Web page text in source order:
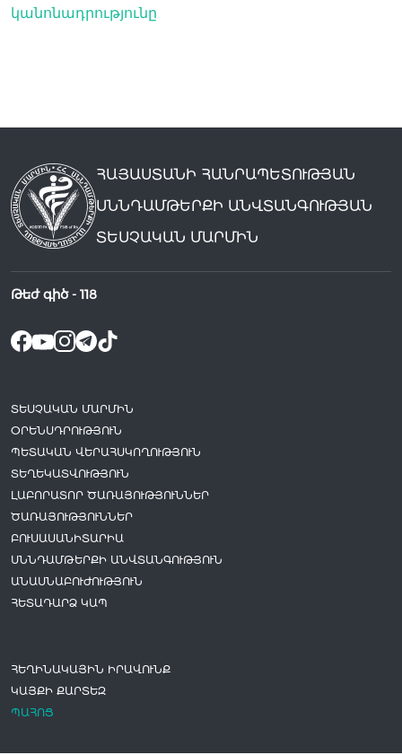
կանոնադրությունը
ՀԱՅԱՍՏԱՆԻ ՀԱՆՐԱՊԵՏՈՒԹՅԱՆ
ՍՆՆԴԱՄԹԵՐՔԻ ԱՆՎՏԱՆԳՈՒԹՅԱՆ
ՏԵՍՉԱԿԱՆ ՄԱՐՄԻՆ
Թեժ գիծ - 118
ՏԵՍՉԱԿԱՆ ՄԱՐՄԻՆ
ՕՐԵՆՍԴՐՈՒԹՅՈՒՆ
ՊԵՏԱԿԱՆ ՎԵՐԱՀՍԿՈՂՈՒԹՅՈՒՆ
ՏԵՂԵԿԱՏՎՈՒԹՅՈՒՆ
ԼԱԲՈՐԱՏՈՐ ԾԱՌԱՅՈՒԹՅՈՒՆՆԵՐ
ԾԱՌԱՅՈՒԹՅՈՒՆՆԵՐ
ԲՈՒՍԱՍԱՆԻՏԱՐԻԱ
ՍՆՆԴԱՄԹԵՐՔԻ ԱՆՎՏԱՆԳՈՒԹՅՈՒՆ
ԱՆԱՍՆԱԲՈՒԺՈՒԹՅՈՒՆ
ՀԵՏԱԴԱՐՁ ԿԱՊ
ՀԵՂԻՆԱԿԱՅԻՆ ԻՐԱՎՈՒՆՔ
ԿԱՅՔԻ ՔԱՐՏԵԶ
ՊԱՀՈՑ